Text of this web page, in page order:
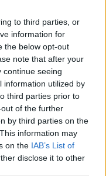
to third parties, or
information for
the below opt-out
note that after your
continue seeing
information utilized by
third parties prior to
of the further
by third parties on the
information may
on the IAB’s List of
disclose it to other